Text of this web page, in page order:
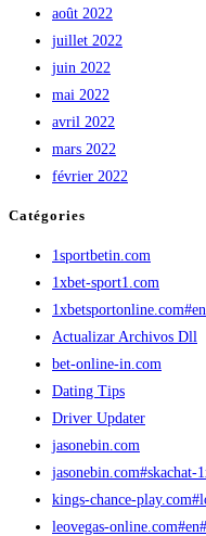
août 2022
juillet 2022
juin 2022
mai 2022
avril 2022
mars 2022
février 2022
Catégories
1sportbetin.com
1xbet-sport1.com
Actualizar Archivos Dll
bet-online-in.com
Dating Tips
Driver Updater
jasonebin.com
jasonebin.com#skachat-
kings-chance-
leovegas-online.com#en#